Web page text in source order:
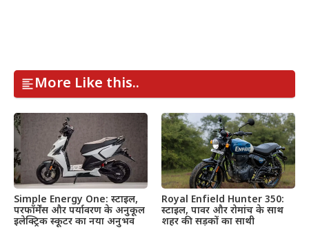
More Like this..
Simple Energy One: स्टाइल,
परफॉर्मेंस और पर्यावरण के अनुकूल
इलेक्ट्रिक स्कूटर का नया अनुभव
Royal Enfield Hunter 350:
स्टाइल, पावर और रोमांच के साथ
शहर की सड़कों का साथी